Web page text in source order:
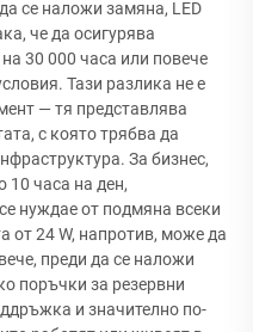
се наложи замяна, LED
че да осигурява
30 000 часа или повече
Тази разлика не е
— тя представлява
с която трябва да
За бизнес,
10 часа на ден,
нуждае от подмяна всеки
от 24 W, напротив, може да
преди да се наложи
поръчки за резервни
и значително по-